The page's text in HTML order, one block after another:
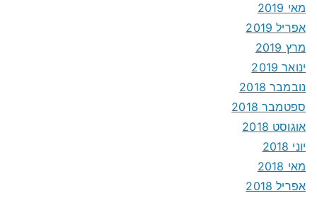
מאי 2019
אפריל 2019
מרץ 2019
ינואר 2019
נובמבר 2018
ספטמבר 2018
אוגוסט 2018
יוני 2018
מאי 2018
אפריל 2018